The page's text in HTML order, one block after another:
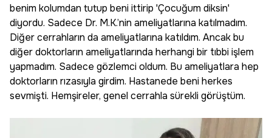
benim kolumdan tutup beni ittirip 'Çocuğum diksin'
diyordu. Sadece Dr. M.K.’nin ameliyatlarına katılmadım.
Diğer cerrahların da ameliyatlarına katıldım. Ancak bu
diğer doktorların ameliyatlarında herhangi bir tıbbi işlem
yapmadım. Sadece gözlemci oldum. Bu ameliyatlara hep
doktorların rızasıyla girdim. Hastanede beni herkes
sevmişti. Hemşireler, genel cerrahla sürekli görüştüm.